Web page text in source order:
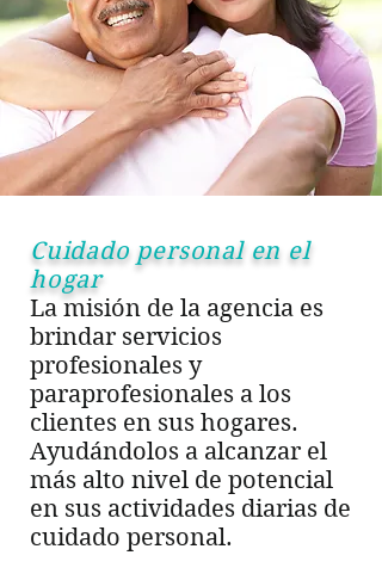
Cuidado personal en el
hogar
La misión de la agencia es
brindar servicios
profesionales y
paraprofesionales a los
clientes en sus hogares.
Ayudándolos a alcanzar el
más alto nivel de potencial
en sus actividades diarias de
cuidado personal.